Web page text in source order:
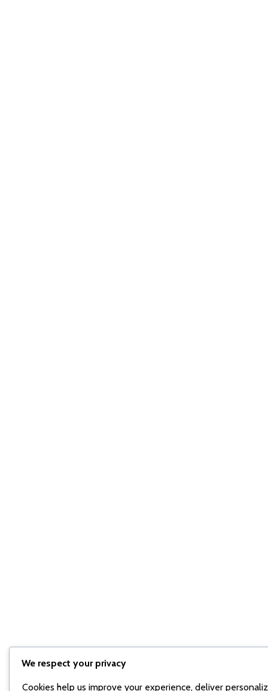
We respect your privacy
Cookies help us improve your experience, deliver